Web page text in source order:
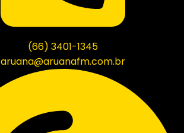
(66) 3401-1345
aruana@aruanafm.com.br